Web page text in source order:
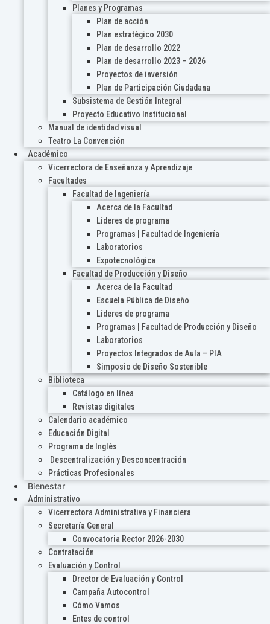
Planes y Programas
Plan de acción
Plan estratégico 2030
Plan de desarrollo 2022
Plan de desarrollo 2023 – 2026
Proyectos de inversión
Plan de Participación Ciudadana
Subsistema de Gestión Integral
Proyecto Educativo Institucional
Manual de identidad visual
Teatro La Convención
Académico
Vicerrectora de Enseñanza y Aprendizaje
Facultades
Facultad de Ingeniería
Acerca de la Facultad
Líderes de programa
Programas | Facultad de Ingeniería
Laboratorios
Expotecnológica
Facultad de Producción y Diseño
Acerca de la Facultad
Escuela Pública de Diseño
Líderes de programa
Programas | Facultad de Producción y Diseño
Laboratorios
Proyectos Integrados de Aula – PIA
Simposio de Diseño Sostenible
Biblioteca
Catálogo en línea
Revistas digitales
Calendario académico
Educación Digital
Programa de Inglés
Descentralización y Desconcentración
Prácticas Profesionales
Bienestar
Administrativo
Vicerrectora Administrativa y Financiera
Secretaría General
Convocatoria Rector 2026-2030
Contratación
Evaluación y Control
Drector de Evaluación y Control
Campaña Autocontrol
Cómo Vamos
Entes de control